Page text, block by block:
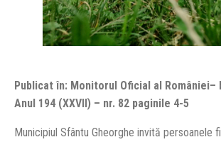
Publicat în: Monitorul Oficial al României–
Anul 194 (XXVII) – nr. 82 paginile 4-5
Municipiul Sfântu Gheorghe invită persoanele